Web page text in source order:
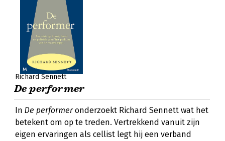
Richard Sennett
De performer
In De performeronderzoekt Richard Sennett wat het
betekent om op te treden. Vertrekkend vanuit zijn
eigen ervaringen als cellist legt hij een verband